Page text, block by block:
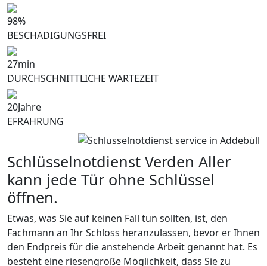
98%
BESCHÄDIGUNGSFREI
27min
DURCHSCHNITTLICHE WARTEZEIT
20Jahre
EFRAHRUNG
Schlüsselnotdienst Verden Aller
kann jede Tür ohne Schlüssel
öffnen.
Etwas, was Sie auf keinen Fall tun sollten, ist, den
Fachmann an Ihr Schloss heranzulassen, bevor er Ihnen
den Endpreis für die anstehende Arbeit genannt hat. Es
besteht eine riesengroße Möglichkeit, dass Sie zu